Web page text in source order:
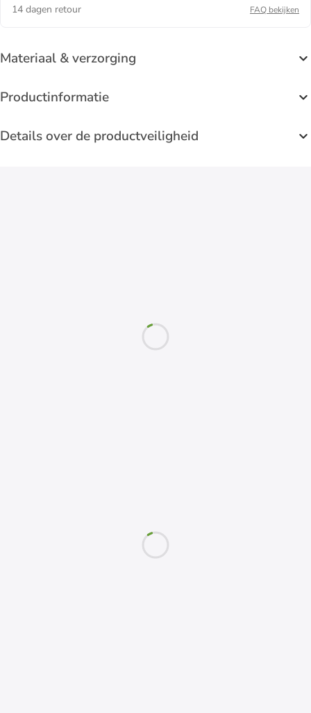
14 dagen retour
FAQ bekijken
Materiaal & verzorging
Productinformatie
Details over de productveiligheid